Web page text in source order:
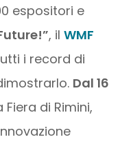
espositori e
, il WMF
i record di
Dal 16
di Rimini,